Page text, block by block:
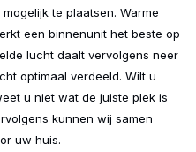
te plaatsen. Warme
een binnenunit het beste op
lucht daalt vervolgens neer
optimaal verdeeld. Wilt u
u niet wat de juiste plek is
kunnen wij samen
uw huis.